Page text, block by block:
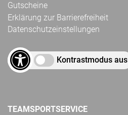
Gutscheine
Erklärung zur Barrierefreiheit
Datenschutzeinstellungen
Kontrastmodus aus
TEAMSPORTSERVICE